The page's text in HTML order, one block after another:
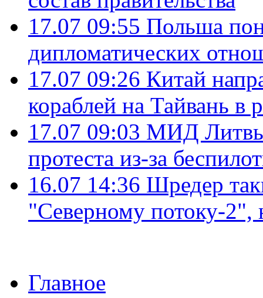
17.07 09:55 Польша
дипломатических
17.07 09:26 Китай
кораблей на Тайвань в
17.07 09:03 МИД Литвы
протеста из-за
16.07 14:36 Шредер
"Северному потоку-2",
Главное